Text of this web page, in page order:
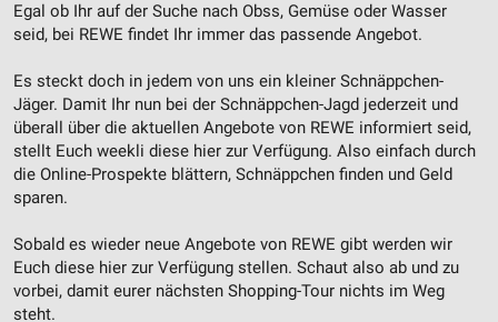
Egal ob Ihr auf der Suche nach Obss, Gemüse oder Wasser
seid, bei REWE findet Ihr immer das passende Angebot.
Es steckt doch in jedem von uns ein kleiner Schnäppchen-
Jäger. Damit Ihr nun bei der Schnäppchen-Jagd jederzeit und
überall über die aktuellen Angebote von REWE informiert seid,
stellt Euch weekli diese hier zur Verfügung. Also einfach durch
die Online-Prospekte blättern, Schnäppchen finden und Geld
sparen.
Sobald es wieder neue Angebote von REWE gibt werden wir
Euch diese hier zur Verfügung stellen. Schaut also ab und zu
vorbei, damit eurer nächsten Shopping-Tour nichts im Weg
steht.